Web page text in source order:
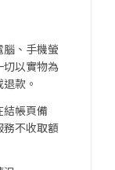
、手機螢
切以實物為
款。
結帳頁備
不收取額